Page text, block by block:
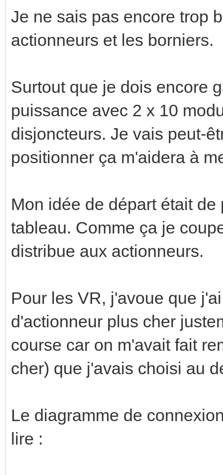
Je ne sais pas encore trop
actionneurs et les borniers.
Surtout que je dois encore
puissance avec 2 x 10
disjoncteurs. Je vais peut-
positionner ça m'aidera à
Mon idée de départ était
tableau. Comme ça je
distribue aux actionneurs.
Pour les VR, j'avoue que
d'actionneur plus cher
course car on m'avait fait
cher) que j'avais choisi au
Le diagramme de
lire :